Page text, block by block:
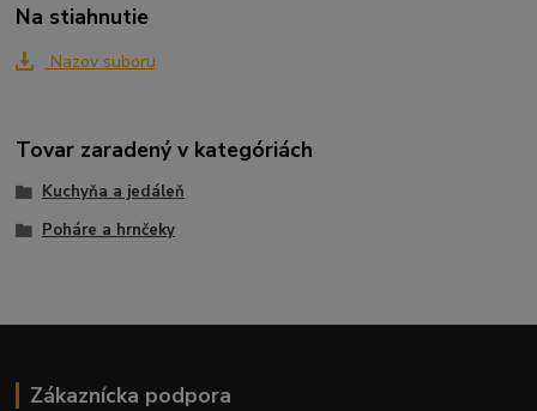
Na stiahnutie
Nazov suboru
Tovar zaradený v kategóriách
Kuchyňa a jedáleň
Poháre a hrnčeky
Zákaznícka podpora